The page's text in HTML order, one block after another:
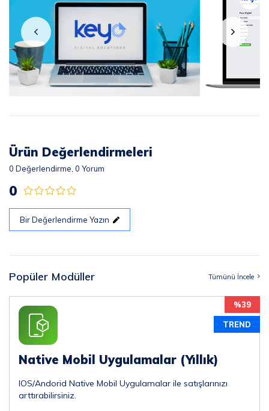
Ürün Değerlendirmeleri
0 Değerlendirme, 0 Yorum
0
Bir Değerlendirme Yazın
Popüler Modüller Tümünü İncele
Native Mobil Uygulamalar (Yıllık)
IOS/Andorid Native Mobil Uygulamalar ile satışlarınızı
arttırabilirsiniz.
%39
TREND